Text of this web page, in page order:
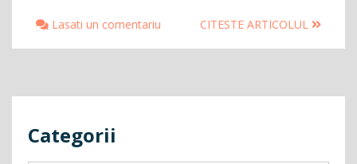
Lasati un comentariu CITESTE ARTICOLUL
Categorii